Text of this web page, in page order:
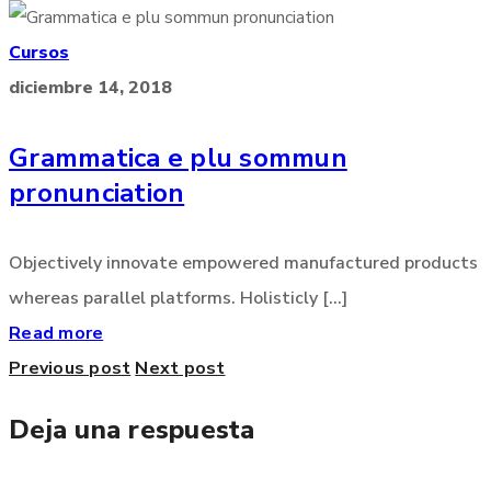
Cursos
diciembre 14, 2018
Grammatica e plu sommun
pronunciation
Objectively innovate empowered manufactured products
whereas parallel platforms. Holisticly [...]
Read more
Previous post Next post
Deja una respuesta